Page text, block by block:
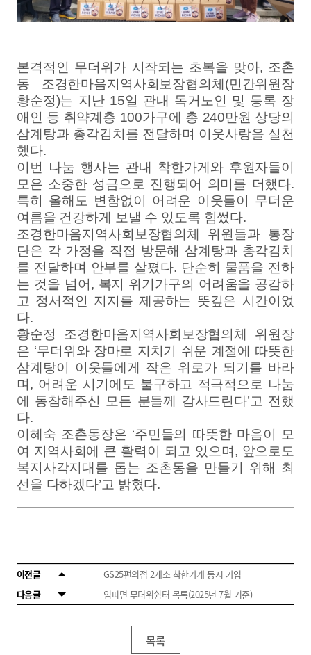
본격적인 무더위가 시작되는 초복을 맞아, 조촌
동 조경한마음지역사회보장협의체 (민간위원장
황순정)는 지난 15일 관내 독거노인 및 등록 장
애인 등 취약계층 100가구에 총 240만원 상당의
삼계탕과 총각김치를 전달하며 이웃사랑을 실천
했다.
이번 나눔 행사는 관내 착한가게와 후원자들이
모은 소중한 성금으로 진행되어 의미를 더했다.
특히 올해도 변함없이 어려운 이웃들이 무더운
여름을 건강하게 보낼 수 있도록 힘썼다.
조경한마음지역사회보장협의체 위원들과 통장
단은 각 가정을 직접 방문해 삼계탕과 총각김치
를 전달하며 안부를 살폈다. 단순히 물품을 전하
는 것을 넘어 , 복지 위기가구의 어려움을 공감하
고 정서적인 지지를 제공하는 뜻깊은 시간이었
다.
황순정 조경한마음지역사회보장협의체 위원장
은 ‘무더위와 장마로 지치기 쉬운 계절에 따뜻한
삼계탕이 이웃들에게 작은 위로가 되기를 바라
며 , 어려운 시기에도 불구하고 적극적으로 나눔
에 동참해주신 모든 분들께 감사드린다’고 전했
다.
이혜숙 조촌동장은 ‘주민들의 따뜻한 마음이 모
여 지역사회에 큰 활력이 되고 있으며 , 앞으로도
복지사각지대를 돕는 조촌동을 만들기 위해 최
선을 다하겠다’고 밝혔다.
이전글
GS25편의점 2개소 착한가게 동시 가입
다음글
임피면 무더위쉼터 목록(2025년 7월 기준)
목록